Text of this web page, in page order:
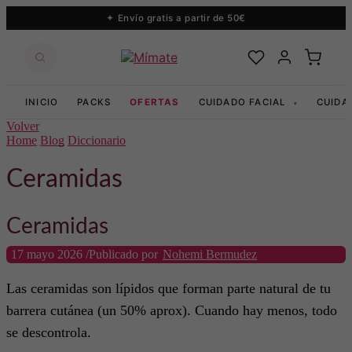
Envío gratis a partir de 50€
INICIO PACKS OFERTAS CUIDADO FACIAL ▾
Volver
Home Blog Diccionario
Ceramidas
Ceramidas
17 mayo 2026 /Publicado por Nohemi Bermudez
Las ceramidas son lípidos que forman parte natural de tu
barrera cutánea (un 50% aprox). Cuando hay menos, todo
se descontrola.